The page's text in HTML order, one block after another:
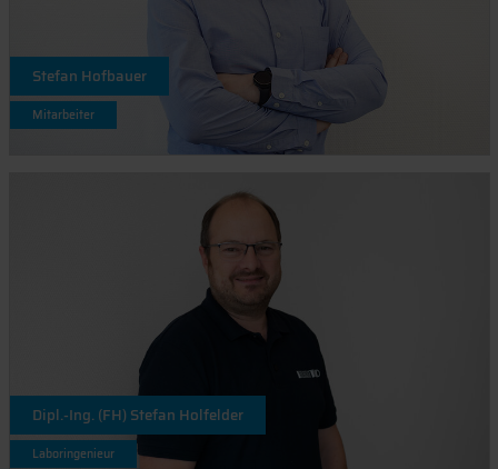
Stefan Hofbauer
Mitarbeiter
Dipl.-Ing. (FH) Stefan Holfelder
Laboringenieur